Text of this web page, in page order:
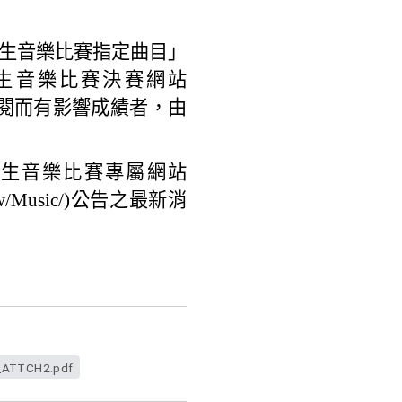
音樂比賽指定曲目」
音樂比賽決賽網站
而有影響成績者，由
音樂比賽專屬網站
Music/)公告之最新消